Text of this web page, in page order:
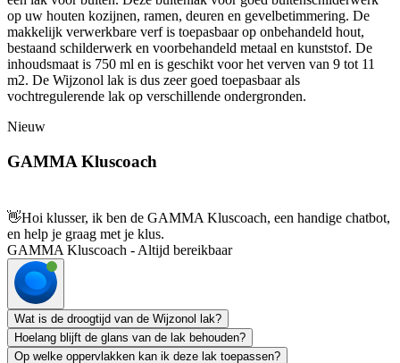
op uw houten kozijnen, ramen, deuren en gevelbetimmering. De
makkelijk verwerkbare verf is toepasbaar op onbehandeld hout,
bestaand schilderwerk en voorbehandeld metaal en kunststof. De
inhoudsmaat is 750 ml en is geschikt voor het verven van 9 tot 11
m2. De Wijzonol lak is dus zeer goed toepasbaar als
vochtregulerende lak op verschillende ondergronden.
Nieuw
GAMMA Kluscoach
👋Hoi klusser, ik ben de GAMMA Kluscoach, een handige chatbot,
en help je graag met je klus.
GAMMA Kluscoach - Altijd bereikbaar
Wat is de droogtijd van de Wijzonol lak?
Hoelang blijft de glans van de lak behouden?
Op welke oppervlakken kan ik deze lak toepassen?